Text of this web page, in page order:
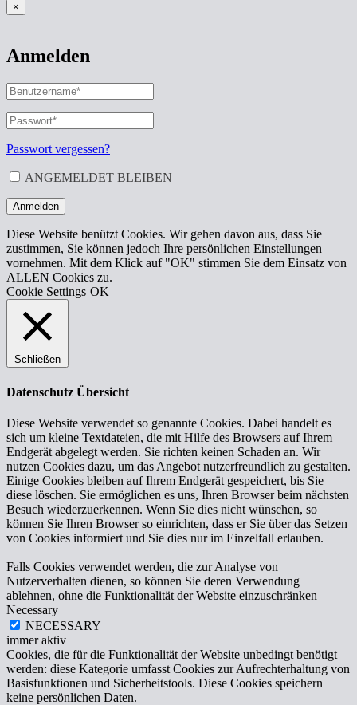
×
Anmelden
BENUTZERNAME
ODER
E-
MAIL-
ADRESSE*
ERFORDERLICH
PASSWORT
ERFORDERLICH
Passwort vergessen?
ANGEMELDET BLEIBEN
Anmelden
Diese Website benützt Cookies. Wir gehen davon aus, dass Sie
zustimmen, Sie können jedoch Ihre persönlichen Einstellungen
vornehmen. Mit dem Klick auf "OK" stimmen Sie dem Einsatz von
ALLEN Cookies zu.
Cookie Settings OK
Schließen
Datenschutz Übersicht
Diese Website verwendet so genannte Cookies. Dabei handelt es
sich um kleine Textdateien, die mit Hilfe des Browsers auf Ihrem
Endgerät abgelegt werden. Sie richten keinen Schaden an. Wir
nutzen Cookies dazu, um das Angebot nutzerfreundlich zu gestalten.
Einige Cookies bleiben auf Ihrem Endgerät gespeichert, bis Sie
diese löschen. Sie ermöglichen es uns, Ihren Browser beim nächsten
Besuch wiederzuerkennen. Wenn Sie dies nicht wünschen, so
können Sie Ihren Browser so einrichten, dass er Sie über das Setzen
von Cookies informiert und Sie dies nur im Einzelfall erlauben.
Falls Cookies verwendet werden, die zur Analyse von
Nutzerverhalten dienen, so können Sie deren Verwendung
ablehnen, ohne die Funktionalität der Website einzuschränken
Necessary
NECESSARY
immer aktiv
Cookies, die für die Funktionalität der Website unbedingt benötigt
werden: diese Kategorie umfasst Cookies zur Aufrechterhaltung von
Basisfunktionen und Sicherheitstools. Diese Cookies speichern
keine persönlichen Daten.